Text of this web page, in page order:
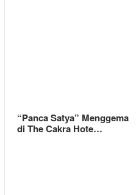
“Panca Satya” Menggema
di The Cakra Hote…